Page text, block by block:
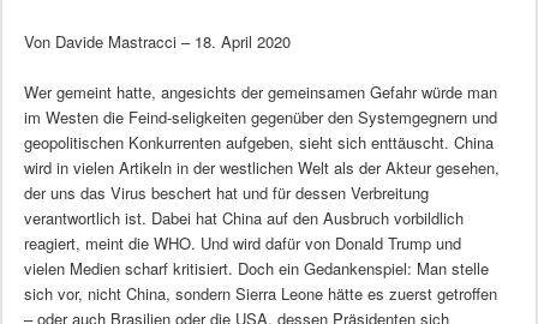
Von Davide Mastracci – 18. April 2020
Wer gemeint hatte, angesichts der gemeinsamen Gefahr würde man
im Westen die Feind-seligkeiten gegenüber den Systemgegnern und
geopolitischen Konkurrenten aufgeben, sieht sich enttäuscht. China
wird in vielen Artikeln in der westlichen Welt als der Akteur gesehen,
der uns das Virus beschert hat und für dessen Verbreitung
verantwortlich ist. Dabei hat China auf den Ausbruch vorbildlich
reagiert, meint die WHO. Und wird dafür von Donald Trump und
vielen Medien scharf kritisiert. Doch ein Gedankenspiel: Man stelle
sich vor, nicht China, sondern Sierra Leone hätte es zuerst getroffen
– oder auch Brasilien oder die USA, dessen Präsidenten sich